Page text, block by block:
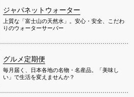
ジャパネットウォーター
上質な「富士山の天然水」。安心・安全、こだわ
りのウォーターサーバー
グルメ定期便
毎月届く、日本各地の名物・名産品。「美味し
い」で生活を変えませんか？